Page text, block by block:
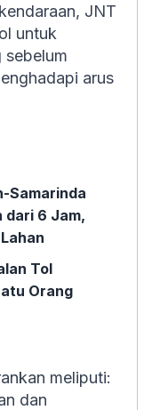
JNT
untuk
sebelum
arus
Samarinda
dari 6 Jam,
Tol
Orang
meliputi:
dan